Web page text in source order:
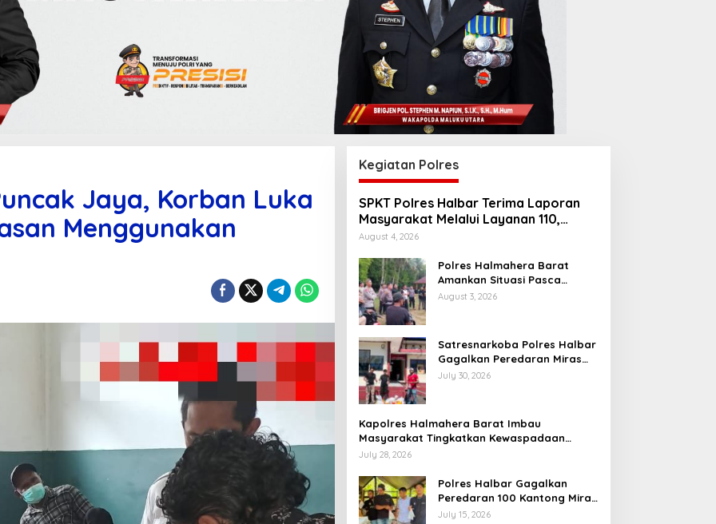
Jaya, Korban Luka
Menggunakan
Kegiatan Polres
SPKT Polres Halbar Terima Laporan
Masyarakat Melalui Layanan 110,
Wujud Pelayanan Presisi 24 Jam
August 4, 2026
Polres Halmahera Barat
Amankan Situasi Pasca
Tarkam Di Tiga Desa, Mediasi
August 3, 2026
Satresnarkoba Polres Halbar
Gagalkan Peredaran Miras
Cap Tikus, Sita Ratusan
July 30, 2026
Kapolres Halmahera Barat Imbau
Masyarakat Tingkatkan Kewaspadaan
Cegah Kebakaran
July 28, 2026
Polres Halbar Gagalkan
Peredaran 100 Kantong Miras
Cap Tikus, Diamankan dari
July 15, 2026